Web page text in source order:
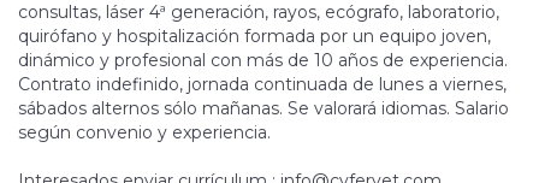
consultas, láser 4ª generación, rayos, ecógrafo, laboratorio,
quirófano y hospitalización formada por un equipo joven,
dinámico y profesional con más de 10 años de experiencia.
Contrato indefinido, jornada continuada de lunes a viernes,
sábados alternos sólo mañanas. Se valorará idiomas. Salario
según convenio y experiencia.